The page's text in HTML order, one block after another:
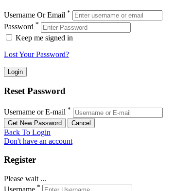
Username Or Email *
Password *
Keep me signed in
Lost Your Password?
Reset Password
Username or E-mail *
Back To Login
Don't have an account
Register
Please wait ...
*